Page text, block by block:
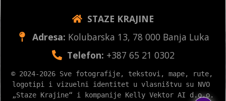
STAZE KRAJINE
Adresa: Kolubarska 13, 78 000 Banja Luka
Telefon: +387 65 21 0302
© 2024-2026 Sve fotografije, tekstovi, mape, rute,
logotipi i vizuelni identitet u vlasništvu su NVO
„Staze Krajine“ i kompanije Kelly Vektor AI d.o.o.